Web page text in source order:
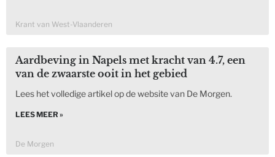
Krant van West-Vlaanderen
Aardbeving in Napels met kracht van 4.7, een
van de zwaarste ooit in het gebied
Lees het volledige artikel op de website van De Morgen.
LEES MEER »
De Morgen